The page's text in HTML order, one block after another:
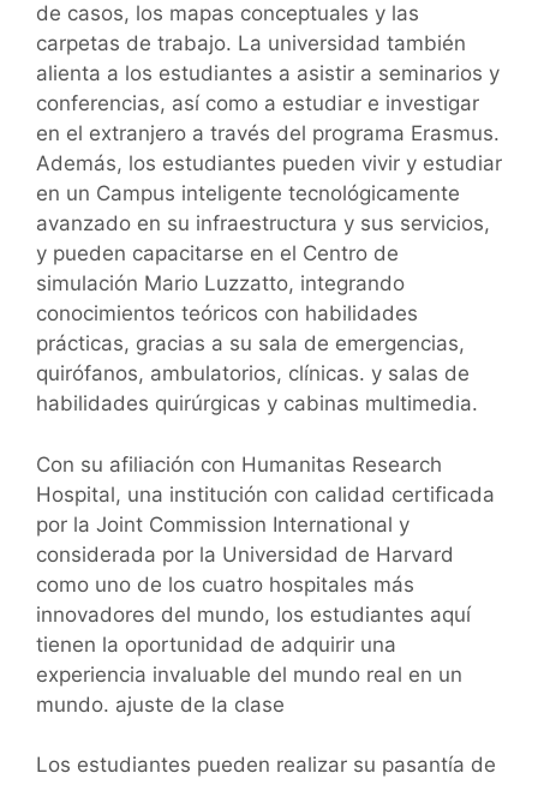
de casos, los mapas conceptuales y las
carpetas de trabajo. La universidad también
alienta a los estudiantes a asistir a seminarios y
conferencias, así como a estudiar e investigar
en el extranjero a través del programa Erasmus.
Además, los estudiantes pueden vivir y estudiar
en un Campus inteligente tecnológicamente
avanzado en su infraestructura y sus servicios,
y pueden capacitarse en el Centro de
simulación Mario Luzzatto, integrando
conocimientos teóricos con habilidades
prácticas, gracias a su sala de emergencias,
quirófanos, ambulatorios, clínicas. y salas de
habilidades quirúrgicas y cabinas multimedia.
Con su afiliación con Humanitas Research
Hospital, una institución con calidad certificada
por la Joint Commission International y
considerada por la Universidad de Harvard
como uno de los cuatro hospitales más
innovadores del mundo, los estudiantes aquí
tienen la oportunidad de adquirir una
experiencia invaluable del mundo real en un
mundo. ajuste de la clase
Los estudiantes pueden realizar su pasantía de